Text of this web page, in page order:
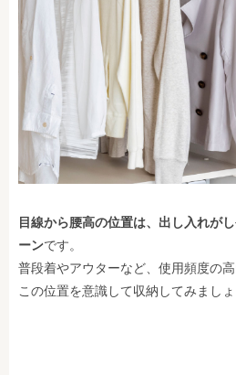
目線から腰高の位置は、出し入れが
ーンです。
普段着やアウターなど、使用頻度の
この位置を意識して収納してみましょ